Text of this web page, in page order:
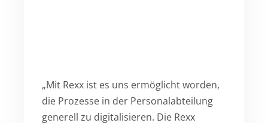
„Mit Rexx ist es uns ermöglicht worden,
die Prozesse in der Personalabteilung
generell zu digitalisieren. Die Rexx